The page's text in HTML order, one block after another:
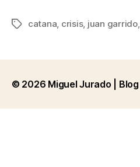
Etiquetas
catana crisis, juan garrido,
© 2026 Miguel Jurado | Blog